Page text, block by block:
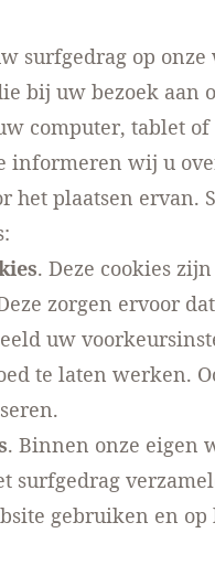
surfgedrag op
bij uw bezoek aan
computer, tablet
informeren wij u
het plaatsen
. Deze cookies
zorgen ervoor
uw
te laten werken.
. Binnen onze eigen
surfgedrag
gebruiken en